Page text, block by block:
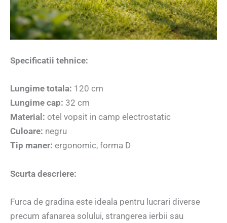
Specificatii tehnice:
Lungime totala: 120 cm
Lungime cap: 32 cm
Material: otel vopsit in camp electrostatic
Culoare: negru
Tip maner: ergonomic, forma D
Scurta descriere:
Furca de gradina este ideala pentru lucrari diverse
precum afanarea solului, strangerea ierbii sau